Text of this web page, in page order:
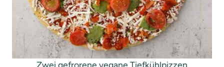
Zwei gefrorene vegane Tiefkühlpizzen